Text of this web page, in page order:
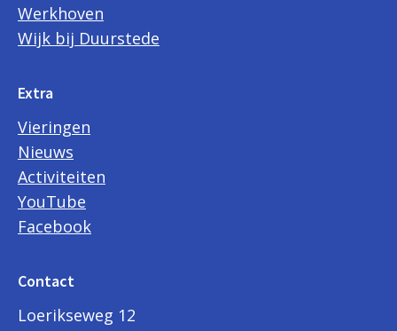
Werkhoven
Wijk bij Duurstede
Extra
Vieringen
Nieuws
Activiteiten
YouTube
Facebook
Contact
Loerikseweg 12